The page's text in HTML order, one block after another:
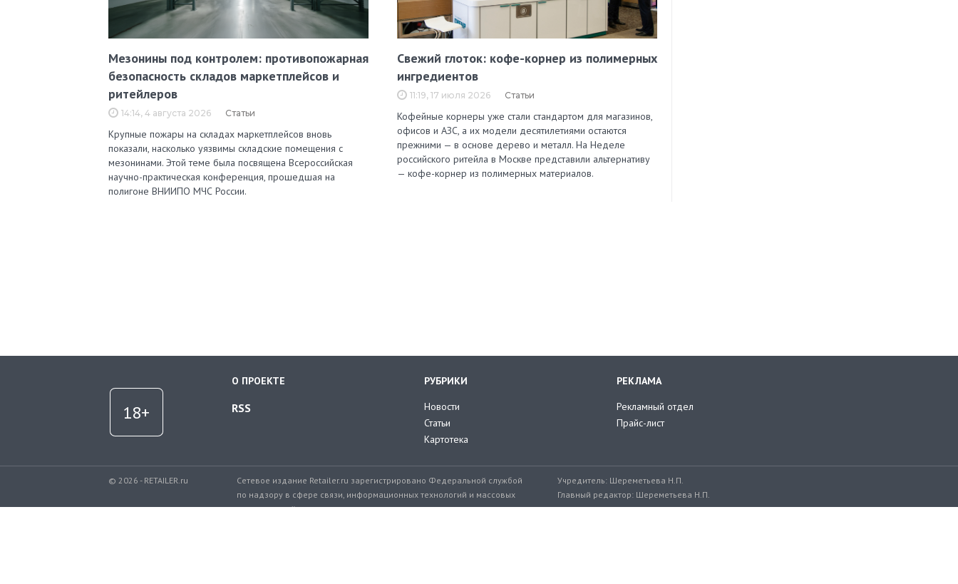
Мезонины под контролем: противопожарная
безопасность складов маркетплейсов и
ритейлеров
14:14, 4 августа 2026 Статьи
Крупные пожары на складах маркетплейсов вновь
показали, насколько уязвимы складские помещения с
мезонинами. Этой теме была посвящена Всероссийская
научно-практическая конференция, прошедшая на
полигоне ВНИИПО МЧС России.
Свежий глоток: кофе-корнер из полимерных
ингредиентов
11:19, 17 июля 2026 Статьи
Кофейные корнеры уже стали стандартом для магазинов,
офисов и АЗС, а их модели десятилетиями остаются
прежними — в основе дерево и металл. На Неделе
российского ритейла в Москве представили альтернативу
— кофе-корнер из полимерных материалов.
О ПРОЕКТЕ
RSS
РУБРИКИ
Новости
Статьи
Картотека
РЕКЛАМА
Рекламный отдел
Прайс-лист
© 2026 - RETAILER.ru
Сетевое издание Retailer.ru зарегистрировано Федеральной службой
по надзору в сфере связи, информационных технологий и массовых
коммуникаций.
Учредитель: Шереметьева Н.П.
Главный редактор: Шереметьева Н.П.